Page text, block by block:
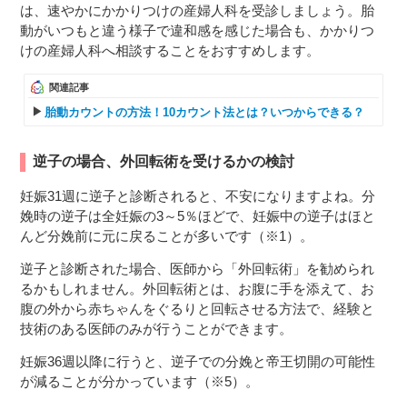
は、速やかにかかりつけの産婦人科を受診しましょう。胎
動がいつもと違う様子で違和感を感じた場合も、かかりつ
けの産婦人科へ相談することをおすすめします。
関連記事
胎動カウントの方法！10カウント法とは？いつからできる？
逆子の場合、外回転術を受けるかの検討
妊娠31週に逆子と診断されると、不安になりますよね。分
娩時の逆子は全妊娠の3～5％ほどで、妊娠中の逆子はほと
んど分娩前に元に戻ることが多いです（※1）。
逆子と診断された場合、医師から「外回転術」を勧められ
るかもしれません。外回転術とは、お腹に手を添えて、お
腹の外から赤ちゃんをぐるりと回転させる方法で、経験と
技術のある医師のみが行うことができます。
妊娠36週以降に行うと、逆子での分娩と帝王切開の可能性
が減ることが分かっています（※5）。